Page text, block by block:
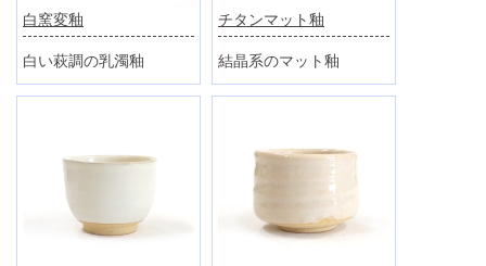
白窯変釉
白い萩調の乳濁釉
チタンマット釉
結晶系のマット釉